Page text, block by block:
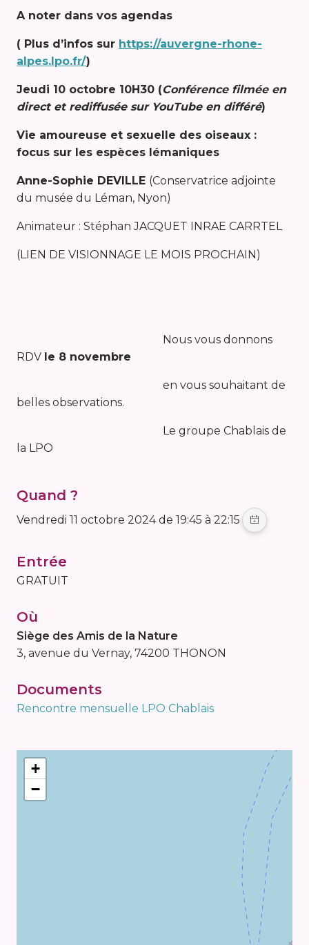
A noter dans vos agendas
( Plus d’infos sur https://auvergne-rhone-
alpes.lpo.fr/)
Jeudi 10 octobre 10H30 (Conférence filmée en
direct et rediffusée sur YouTube en différé)
Vie amoureuse et sexuelle des oiseaux :
focus sur les espèces lémaniques
Anne-Sophie DEVILLE (Conservatrice adjointe
du musée du Léman, Nyon)
Animateur : Stéphan JACQUET INRAE CARRTEL
(LIEN DE VISIONNAGE LE MOIS PROCHAIN)
Nous vous donnons
RDV le 8 novembre
en vous souhaitant de
belles observations.
Le groupe Chablais de
la LPO
Quand ?
vendredi 11 octobre 2024 de 19:45 à 22:15
Entrée
GRATUIT
Où
Siège des Amis de la Nature
3, avenue du Vernay, 74200 THONON
Documents
Rencontre mensuelle LPO Chablais
+
−